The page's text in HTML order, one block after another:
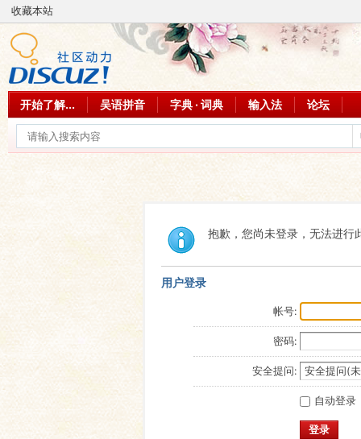
收藏本站
开始了解... 吴语拼音 字典 · 词典 输入法 论坛
抱歉，您尚未登录，无法进行
用户登录
帐号:
密码:
安全提问:
自动登录
登录